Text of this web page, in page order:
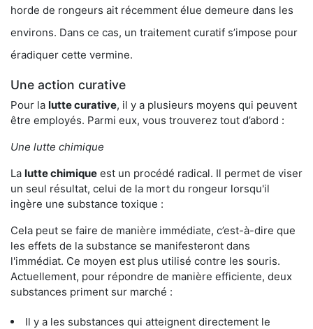
horde de rongeurs ait récemment élue demeure dans les
environs. Dans ce cas, un traitement curatif s’impose pour
éradiquer cette vermine.
Une action curative
Pour la lutte curative, il y a plusieurs moyens qui peuvent
être employés. Parmi eux, vous trouverez tout d’abord :
Une lutte chimique
La lutte chimique est un procédé radical. Il permet de viser
un seul résultat, celui de la mort du rongeur lorsqu'il
ingère une substance toxique :
Cela peut se faire de manière immédiate, c’est-à-dire que
les effets de la substance se manifesteront dans
l'immédiat. Ce moyen est plus utilisé contre les souris.
Actuellement, pour répondre de manière efficiente, deux
substances priment sur marché :
Il y a les substances qui atteignent directement le